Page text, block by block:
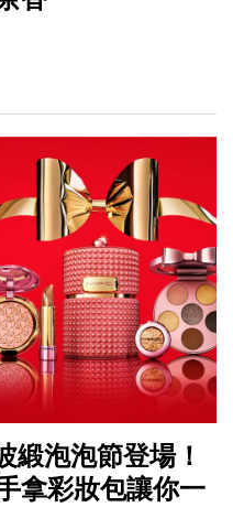
緞泡泡節登場！
拿彩妝包讓你一